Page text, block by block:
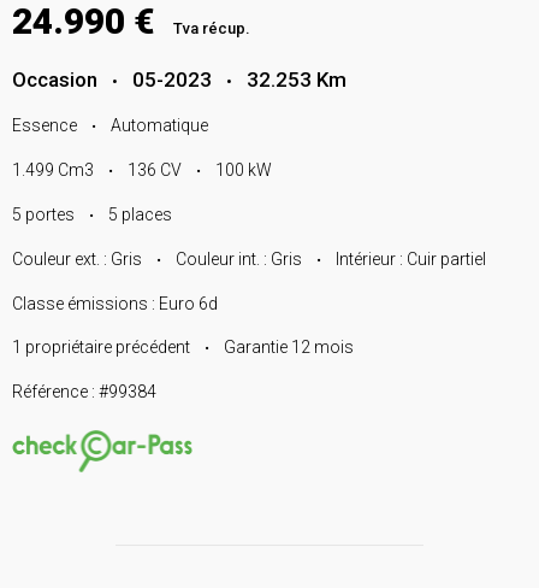
24.990 € Tva récup.
Occasion • 05-2023 • 32.253 Km
Essence • Automatique
1.499 Cm3 • 136 CV • 100 kW
5 portes • 5 places
Couleur ext. : Gris • Couleur int. : Gris • Intérieur : Cuir partiel
Classe émissions : Euro 6d
1 propriétaire précédent • Garantie 12 mois
Référence : #99384